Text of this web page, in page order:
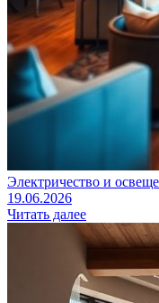
Электричество и
19.06.2026
Читать далее